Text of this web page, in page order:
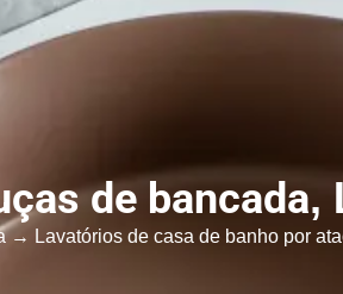
de bancada,
→ Lavatórios de casa de banho por